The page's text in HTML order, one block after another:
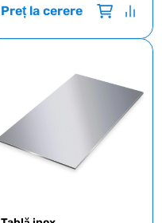
Preț la cerere